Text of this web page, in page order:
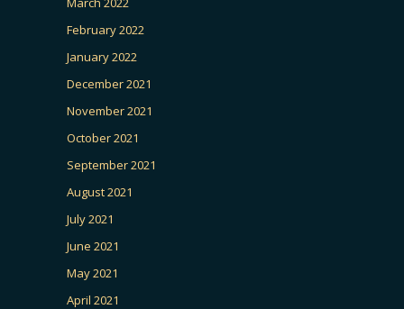
February 2022
January 2022
December 2021
November 2021
October 2021
September 2021
August 2021
July 2021
June 2021
May 2021
April 2021